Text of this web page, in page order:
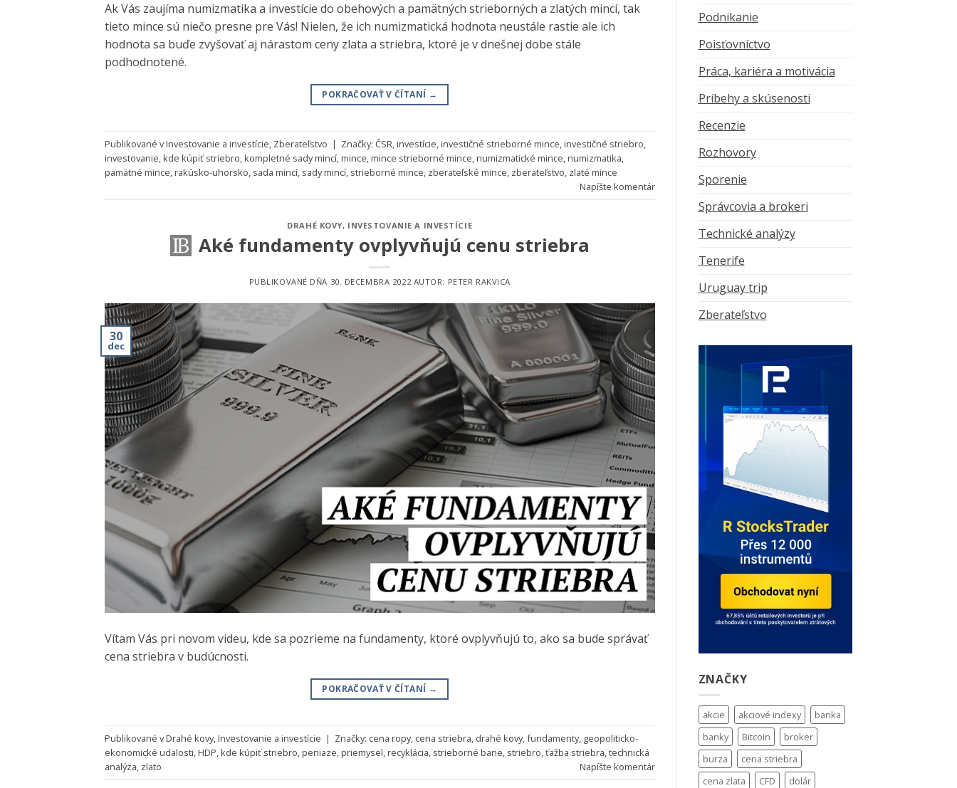
Ak Vás zaujíma numizmatika a investície do obehových a pamätných strieborných a zlatých mincí, tak
tieto mince sú niečo presne pre Vás! Nielen, že ich numizmatická hodnota neustále rastie ale ich
hodnota sa buďe zvyšovať aj nárastom ceny zlata a striebra, ktoré je v dnešnej dobe stále
podhodnotené.
POKRAČOVAŤ V ČÍTANÍ →
Publikované vInvestovanie a investície Zberateľstvo | Značky: ČSR investície investičné strieborné mince investičné striebro
investovanie kde kúpiť striebro kompletné sady mincí mince mince strieborné mince numizmatické mince numizmatika
pamätné mince rakúsko-uhorsko sada mincí sady mincí strieborné mince zberateľské mince zberateľstvo zlaté mince
Napíšte komentár
DRAHÉ KOVY, INVESTOVANIE A INVESTÍCIE
Aké fundamenty ovplyvňujú cenu striebra
PUBLIKOVANÉ DŇA 30. DECEMBRA 2022AUTOR: PETER RAKVICA
30
dec
Vítam Vás pri novom videu, kde sa pozrieme na fundamenty, ktoré ovplyvňujú to, ako sa bude správať
cena striebra v budúcnosti.
POKRAČOVAŤ V ČÍTANÍ →
Publikované vDrahé kovy,Investovanie a investície | Značky: cena ropy, cena striebra, drahé kovy,fundamenty, geopoliticko-
ekonomické udalosti,HDP,kde kúpiť striebro,peniaze,priemysel,recyklácia, strieborné bane, striebro,ťažba striebra,technická
analýza, zlato Napíšte komentár
Podnikanie
Poisťovníctvo
Práca, kariéra a motivácia
Príbehy a skúsenosti
Recenzie
Rozhovory
Sporenie
Správcovia a brokeri
Technické analýzy
Tenerife
Uruguay trip
Zberateľstvo
ZNAČKY
akcie akciové indexy
banka
banky
Bitcoin
broker
burza
cena striebra
cena zlata
CFD
dolár